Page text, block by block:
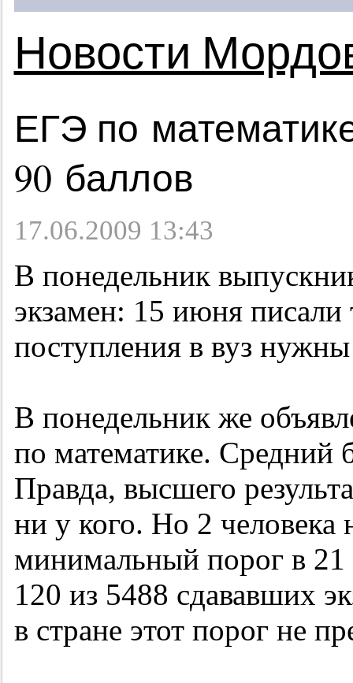
Новости
ЕГЭ по
90 баллов
17.06.2009 13:43
В понедельник
экзамен: 15 июня писали
поступления в вуз
В понедельник же
по математике.
Правда, высшего
ни у кого. Но 2
минимальный порог в 21
120 из 5488 сдававших
в стране этот порог не